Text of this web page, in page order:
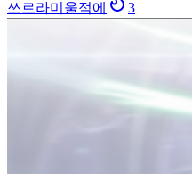
쓰르라미울적에 3